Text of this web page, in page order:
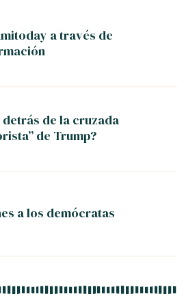
a través de
detrás de la cruzada
de Trump?
a los demócratas